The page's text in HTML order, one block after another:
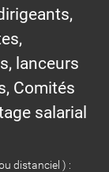
lanceurs
Comités
salarial
distanciel ) :